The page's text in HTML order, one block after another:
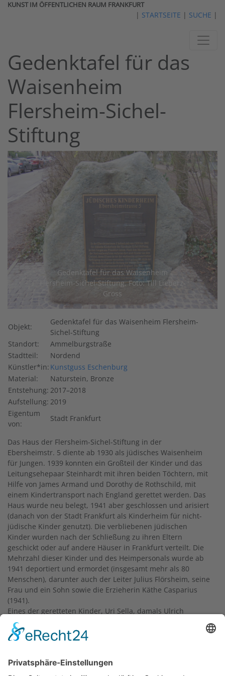
KUNST IM ÖFFENTLICHEN RAUM FRANKFURT
| STARTSEITE | SUCHE |
Gedenktafel für das
Waisenheim
Flersheim-Sichel-
Stiftung
Gedenktafel für das Waisenheim
Flersheim-Sichel-Stiftung, Foto: Till Lieberz-
Gross
Objekt:
Gedenktafel für das Waisenheim Flersheim-
Sichel-Stiftung
Standort:
Ammelburgstraße
Stadtteil:
Nordend
Künstler*in: Kunstguss Eschenburg
Material:
Naturstein, Bronze
Entstehung: 2017–2018
Aufstellung: 2019
Eigentum
von:
Stadt Frankfurt
Das Haus der Flersheim-Sichel-Stiftung in der
Ebersheimstr. 5 diente ab 1930 als jüdisches Waisenheim
für Jungen. 1939 konnten ein Großteil der Kinder und das
Leitungsehepaar Steinhardt mit ihren beiden Töchtern, mit
Hilfe von James Armand und Dorothy de Rothschild, mit
einem Kindertransport nach England gerettet werden. Das
Haus wurde neu belegt, 1941 aber geschlossen und arisiert
(danach von der Stadt Frankfurt als Kinderheim für nicht-
jüdische Kinder genutzt). Die verbliebenen jüdischen
Kinder wurden nach der Schließung zu ihren Eltern
geschickt oder auf andere Häuser in Frankfurt verteilt. Die
Mehrzahl dieser Kinder und des Heimpersonals wurde ab
1941 deportiert und ermordet (insgesamt mehr als 80
Menschen), darunter auch der Leiter Julius Flörsheim, seine
Frau und ein Sohn sowie die Erzieherin Käthe Casparius
(1941).
Eines der geretteten Kinder, Uri Sella, damals Ulrich
Stobiecka, wünschte sich dringend, dass zusätzlich zu dem
Denkmal für die Kindertransport-Kinder
in der Kaiserstraße
/ Ecke Gallusanlage (in Sichtweite des Hauptbahnhofs) auch
Sichel-Stiftung errichtet werden sollte. Der Ortsbeirat 9